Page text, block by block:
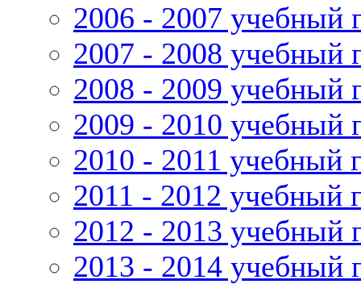
2006 - 2007 учебный
2007 - 2008 учебный
2008 - 2009 учебный
2009 - 2010 учебный
2010 - 2011 учебный
2011 - 2012 учебный
2012 - 2013 учебный
2013 - 2014 учебный